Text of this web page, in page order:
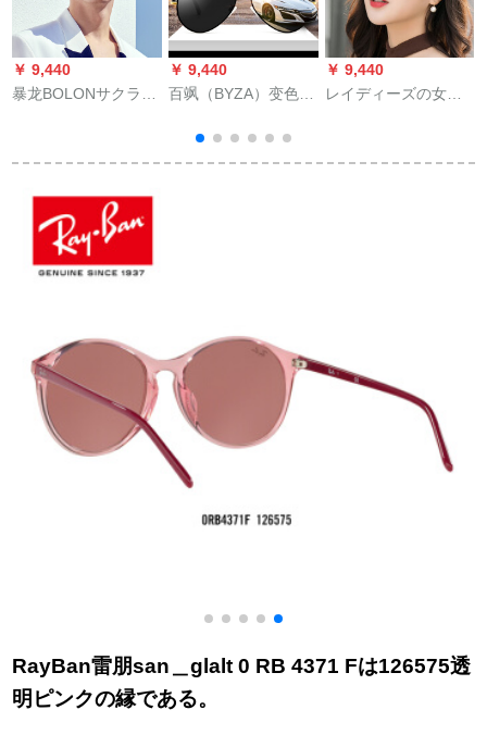
￥ 9,440
暴龙BOLONサクラス
ンサーBL 8059 C 10
￥ 9,440
百飒（BYZA）变色サ
レンズ
￥ 9,440
レイディーズの女性
カットの偏光光レイ
RayBan雷朋san＿glalt 0 RB 4371 Fは126575透
明ピンクの縁である。